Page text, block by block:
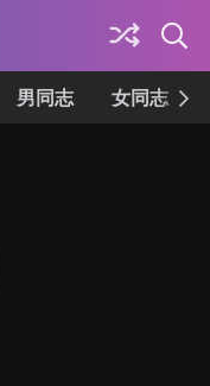
男同志 女同志